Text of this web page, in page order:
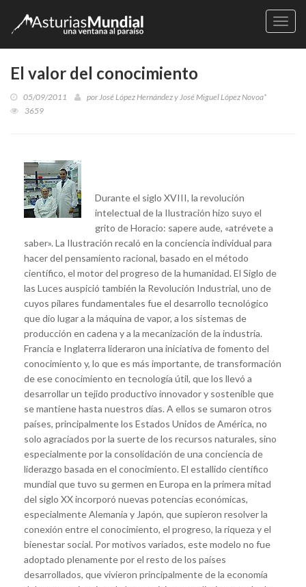
El valor del conocimiento
05/09/2011 porJosé López Hernández y José Miguel López Novoa*
3659
Durante el siglo XVIII, la revolución
intelectual de la Ilustración hizo suyo el
grito de Horacio: sapere aude, «atrévete a
saber». La Ilustración recaló en la conciencia individual para
hacer del pensamiento racional, basado en el método
científico, el motor del progreso de la humanidad. El Siglo de
las Luces auspició también la Revolución Industrial, uno de
cuyos pilares fundamentales fue el desarrollo tecnológico
que dio lugar a la máquina de vapor, a los sistemas de
producción en cadena y a la mecanización de la industria.
Francia e Inglaterra lideraron una iniciativa de fomento del
conocimiento y, lo que es más importante, de transformación
de ese conocimiento en tecnología útil, que los llevó a
desarrollar un tejido productivo innovador y sostenible que
se mantiene hasta nuestros días. A ellos se sumaron otros
países, principalmente los Estados Unidos de América, no
solo agraciados por la suerte de los recursos naturales, sino
especialmente por la consolidación de una conciencia de
liderazgo basada en el conocimiento. El estallido científico
mundial que tuvo su germen en Europa en la primera mitad
del siglo XX incorporó nuevas potencias económicas,
especialmente Alemania y Japón, que supieron resolver la
conexión entre el conocimiento, el progreso, la riqueza y el
bienestar social. Por motivos variados, este modelo no fue
adoptado plenamente por el resto de los países
desarrollados, que vivieron principalmente de la economía